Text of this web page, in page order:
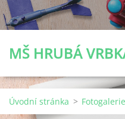
MŠ HRUBÁ
Úvodní stránka >